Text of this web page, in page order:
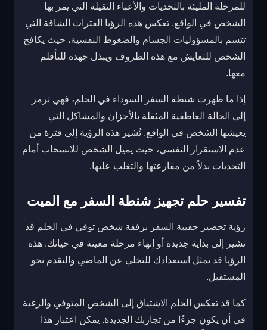
للمرحلة المليئة بالتحديات والأعباء الثقيلة التي يمر بها
الشخص في الواقع. تعكس هذه الرؤيا الفترات الشاقة التي
تتسم بالمسؤوليات الجسام والضغوط النفسية، حيث يكافح
الشخص للتعايش مع هذه الظروف ويبذل جهده للتأقلم
معها.
إذا ما ظهرت شنطة السفر السوداء في الحلم، فهي ترمز
إلى الحالة العاطفية المثقلة بالأحزان والمشاكل التي
يعيشها الشخص في الواقع. تُشير هذه الرؤية إلى فترة من
عدم الاستقرار النفسي، حيث يميل الشخص للانسحاب أمام
التحديات بدلاً من مقارعتها والتغلب عليها.
تفسير حلم تجهيز شنطة السفر مع الميت
رؤية تحضير حقيبة السفر برفقة شخص توفي في الحلم قد
تشير إلى بداية جديدة أو إنهاء مرحلة معينة في حياتك. هذه
الرؤيا قد تمثل استعدادك للتخلي عن الماضي والتقدم نحو
المستقبل.
كما قد تعكس الحلم الاشتياق إلى الشخص المتوفي والرغبة
في أن يكون جزءًا من تجاربك الجديدة. يمكن اعتبار هذا